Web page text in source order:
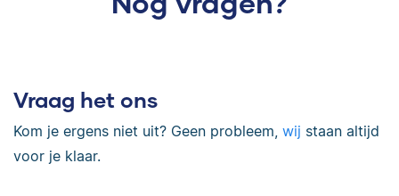
Vraag het ons
Kom je ergens niet uit? Geen probleem, wij staan altijd
voor je klaar.